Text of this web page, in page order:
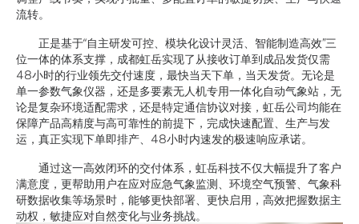
流转。
正是基于“自主研发可控、模块化设计灵活、智能制造高效”三
位一体的体系支撑，成都虹岳实现了从接收订单到成品发货仅需
48小时的行业领先交付速度，最快当天下单，当天发货。无论是
单一参数气象仪器，还是多要素无人机专用一体化自动气象站，无
论是复杂环境适配需求，还是特定通信协议对接，虹岳公司均能在
保障产品高精度与高可靠性的前提下，完成快速配置、生产与发
运，真正实现下单即排产、48小时内速发的极速响应承诺。
通过这一高效闭环的交付体系，虹岳科技不仅大幅提升了客户
满意度，更帮助用户在应对应急气象监测、环境空气预警、气象科
研数据收集等场景时，能够更快部署、更快启用，高效把握数据主
动权，敏捷应对自然变化与业务挑战。